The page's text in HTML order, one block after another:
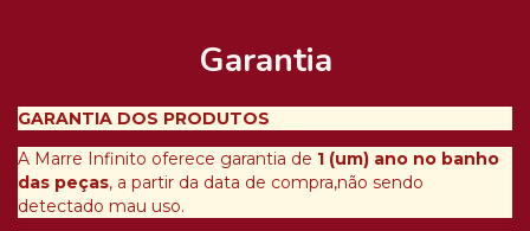
Garantia
GARANTIA DOS PRODUTOS
A Marre Infinito oferece garantia de 1 (um) ano no banho
das peças, a partir da data de compra,não sendo
detectado mau uso.